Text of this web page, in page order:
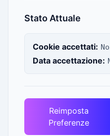
Stato Attuale
Cookie accettati:
Data accettazione:
Reimposta
Preferenze